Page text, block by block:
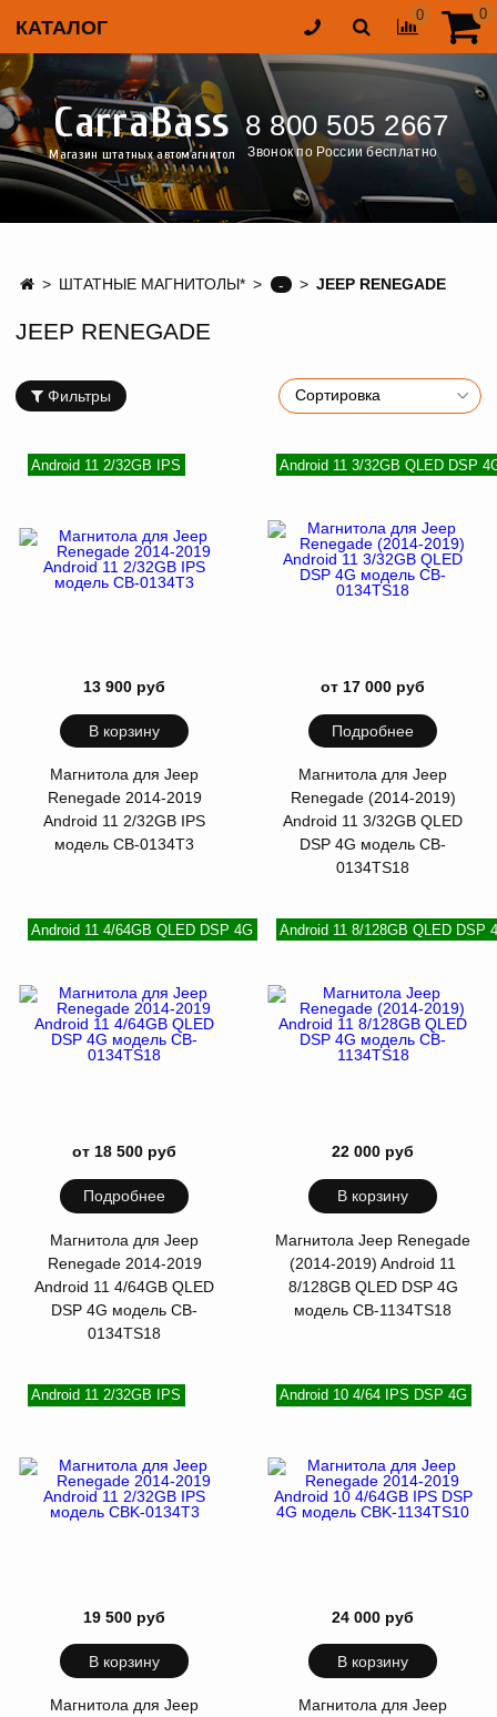
КАТАЛОГ
0 0
CarraBass
Магазин штатных автомагнитол
8 800 505 2667
Звонок по России бесплатно
ШТАТНЫЕ МАГНИТОЛЫ* - JEEP RENEGADE
JEEP RENEGADE
Фильтры
Android 11 2/32GB IPS
13 900 руб
В корзину
Магнитола для Jeep
Renegade 2014-2019
Android 11 2/32GB IPS
модель CB-0134T3
Android 11 3/32GB QLED DSP
от 17 000 руб
Подробнее
Магнитола для Jeep
Renegade (2014-2019)
Android 11 3/32GB QLED
DSP 4G модель CB-
0134TS18
Android 11 4/64GB QLED DSP 4G
от 18 500 руб
Подробнее
Магнитола для Jeep
Renegade 2014-2019
Android 11 4/64GB QLED
DSP 4G модель CB-
0134TS18
Android 11 8/128GB QLED DSP
22 000 руб
В корзину
Магнитола Jeep Renegade
(2014-2019) Android 11
8/128GB QLED DSP 4G
модель CB-1134TS18
Android 11 2/32GB IPS
19 500 руб
В корзину
Магнитола для Jeep
Android 10 4/64 IPS DSP 4G
24 000 руб
В корзину
Магнитола для Jeep